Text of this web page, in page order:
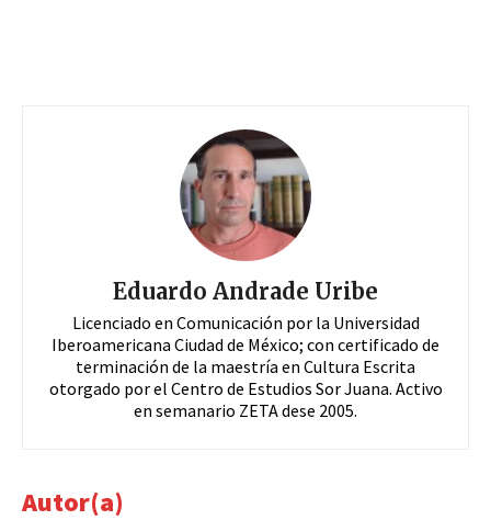
Eduardo Andrade Uribe
Licenciado en Comunicación por la Universidad
Iberoamericana Ciudad de México; con certificado de
terminación de la maestría en Cultura Escrita
otorgado por el Centro de Estudios Sor Juana. Activo
en semanario ZETA dese 2005.
Autor(a)